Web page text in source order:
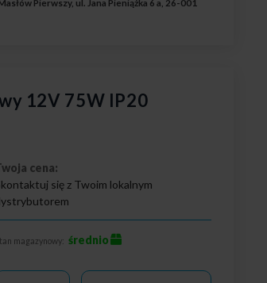
Pierwszy, ul. Jana Pieniążka 6 a, 26-001
12V 75W IP20
cena:
się z Twoim lokalnym
magazynowy: średnio